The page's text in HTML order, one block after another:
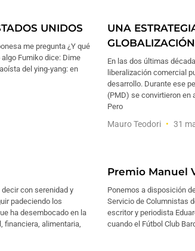
UNIDOS
me pregunta ¿Y qué
Fumiko dice: Dime
del ying-yang: en
UNA
GLOBALIZACIÓN
En las dos últimas
liberalización comercial
desarrollo. Durante ese
(PMD) se convirtieron en
Pero
Mauro Teodori 31
con serenidad y
padeciendo los
ha desembocado en la
financiera, alimentaria,
Premio Manuel
Ponemos a disposición
Servicio de Columnistas
escritor y periodista
cuando el Fútbol Club